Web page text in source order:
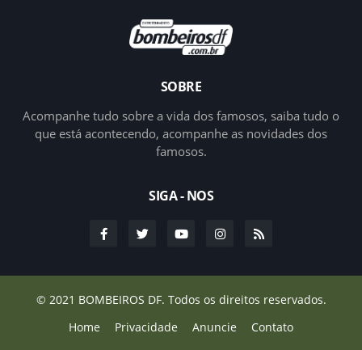
SOBRE
Acompanhe tudo sobre a vida dos famosos, saiba tudo o
que está acontecendo, acompanhe as novidades dos
famosos.
SIGA - NOS
© 2021 BOMBEIROS DF. Todos os direitos reservados.
Home
Privacidade Anuncie Contato